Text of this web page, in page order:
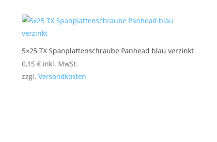
5×25 TX Spanplattenschraube Panhead blau verzinkt
0,15 € inkl. MwSt.
zzgl. Versandkosten